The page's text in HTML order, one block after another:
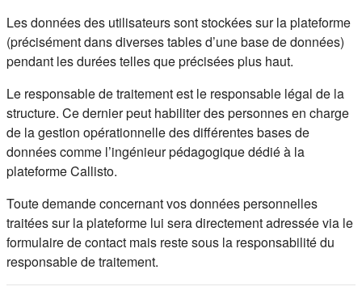
Les données des utilisateurs sont stockées sur la plateforme
(précisément dans diverses tables d’une base de données)
pendant les durées telles que précisées plus haut.
Le responsable de traitement est le responsable légal de la
structure. Ce dernier peut habiliter des personnes en charge
de la gestion opérationnelle des différentes bases de
données comme l’ingénieur pédagogique dédié à la
plateforme Callisto.
Toute demande concernant vos données personnelles
traitées sur la plateforme lui sera directement adressée via le
formulaire de contact mais reste sous la responsabilité du
responsable de traitement.